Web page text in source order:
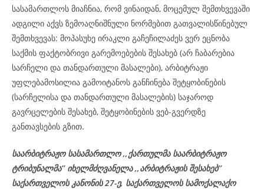
სასამართლოს მიაჩნია, რომ ვინაიდან, მოცემულ შემთხვევაში
ადგილი აქვს ზემოაღნიშნული ნორმებით გათვალისწინებულ
შემთხვევას: მოპასუხე ირაკლი გაჩეჩილაძეს ვერ ეცნობა
საქმის ფაქტობრივი გარემოებების შესახებ (არ ჩაბარებია
სარჩელი და თანდართული მასალები), არბიტრაჟი
უფლებამოსილია გამოიტანოს განჩინება შეტყობინების
(სარჩელისა და თანდართული მასალების) საჯაროდ
გავრცელების შესახებ, შეტყობინების ვებ-გვერდზე
განთავსების გზით.
საარბიტრაჟო სასამართლო ,,ქართულმა საარბიტრაჟო
ტრიბუნალმა’’ იხელმძღვანელა,,არბიტრაჟის შესახებ’’
საქართველოს კანონის 27-ე, საქართველოს სამოქალაქო